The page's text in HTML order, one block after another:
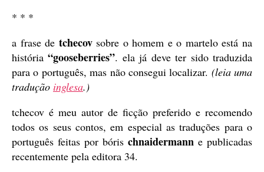
* * *
a frase de tchecovsobre o homem e o martelo está na
história“gooseberries”. ela já deve ter sido traduzida
para o português, mas não consegui localizar. (leia uma
tradução inglesa.)
tchecov é meu autor de ficção preferido e recomendo
todos os seus contos, em especial as traduções para o
português feitas por bóris chnaidermann e publicadas
recentemente pela editora 34.